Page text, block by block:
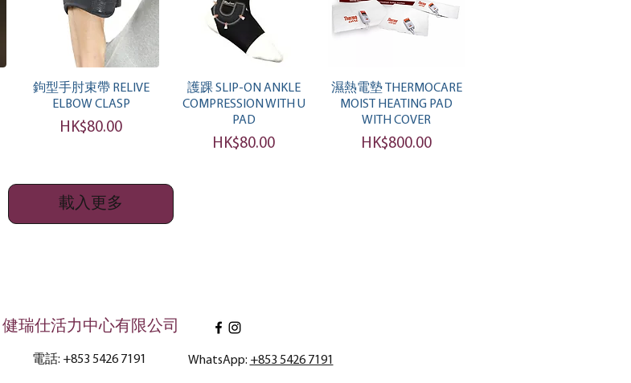
快速瀏覽
鉤型手肘束帶 RELIVE
ELBOW CLASP
價格
HK$80.00
快速瀏覽
護踝 SLIP-ON ANKLE
COMPRESSION WITH U
PAD
價格
HK$80.00
快速瀏覽
濕熱電墊 THERMOCARE
MOIST HEATING PAD
WITH COVER
價格
HK$800.00
載入更多
健瑞仕活力中心有限公司
電話: +853 5426 7191 WhatsApp: +853 5426 7191